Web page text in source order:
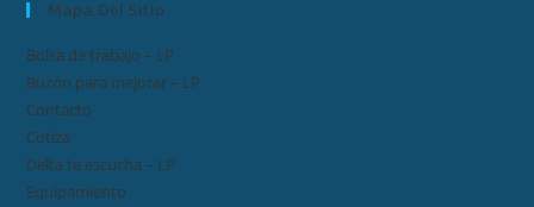
Mapa Del Sitio
Bolsa de trabajo – LP
Buzón para mejorar – LP
Contacto
Cotiza
Delta te escucha – LP
Equipamiento